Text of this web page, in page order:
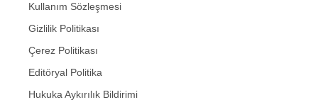
Kullanım Sözleşmesi
Gizlilik Politikası
Çerez Politikası
Editöryal Politika
Hukuka Aykırılık Bildirimi